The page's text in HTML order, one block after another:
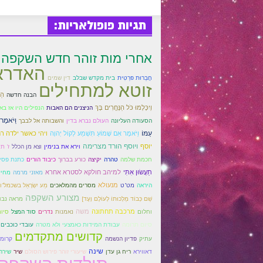
תגיות פופולאריות:
אחרי מות זוהר חדש השקפה
חֲבֵרוּת פּרַטִית בית מקדש שבלב דין שמים
זוטא למתחילים הבנה חדשה
וְיִכָּלְמוּ כֹּל הַנֶּחֱרִים בָּךְ הניצנים הם האבות הנפילים היו אז
הסעודה העליונה העולם נברא בדין והשבותה אל לבבך
עַמּוֹ וַיֹּאמֶר אִם שָׁמוֹעַ תִּשְׁמַע לְקוֹל יְהוָה ויהי כאשר ילדה
יוסף ויוסף הורד מצרימה וירא את בנימין וצא מן הכלל ז'
חכמת שלמה טהרה יקיצה כורע בברוך כיבוד הורים כתנת
תַעֲשׂוּן אִתִּי למיהב חולקא לסטרא אחרא מאזני מרמה
היראה מט"ט מנעולא מסרים מהמלאכים מַע יִשְׂרָאֵל
שֵׁם כְּבוֹד מַלְכוּתוֹ לְעוֹלָם וָעֶד] מצורע השקפה מראה
וחלום מרכבה תחתונה משה נאמנות נדרים סוד המצל
סיום תרומה עבודת המידות כאמצעי ולא מטרה עובדי
עתיק פדיון הנשמה קדושים מתקדמים
דאווירא ריח גן עדן שינה שיעורי זוהר פירוש הסולם שיר